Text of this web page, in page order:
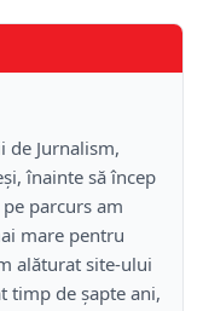
de Jurnalism,
înainte să încep
parcurs am
mare pentru
alăturat site-ului
timp de șapte ani,